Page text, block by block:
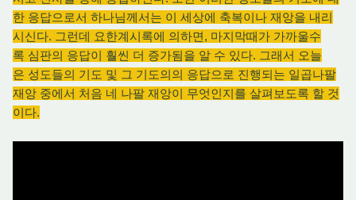
한 응답으로서 하나님께서는 이 세상에 축복이나 재앙을 내리
시신다. 그런데 요한계시록에 의하면, 마지막때가 가까울수
록 심판의 응답이 훨씬 더 증가됨을 알 수 있다. 그래서 오늘
은 성도들의 기도 및 그 기도의의 응답으로 진행되는 일곱나팔
재앙 중에서 처음 네 나팔 재앙이 무엇인지를 살펴보도록 할 것
이다.